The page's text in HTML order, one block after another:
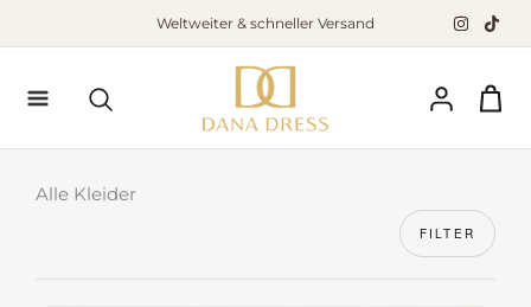
Weltweiter & schneller Versand
Suchen
Alle Kleider
FILTER